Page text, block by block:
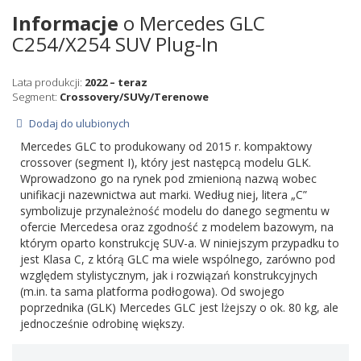
Informacje o Mercedes GLC
C254/X254 SUV Plug-In
Lata produkcji: 2022 – teraz
Segment: Crossovery/SUVy/Terenowe
Dodaj do ulubionych
Mercedes GLC to produkowany od 2015 r. kompaktowy
crossover (segment I), który jest następcą modelu GLK.
Wprowadzono go na rynek pod zmienioną nazwą wobec
unifikacji nazewnictwa aut marki. Według niej, litera „C”
symbolizuje przynależność modelu do danego segmentu w
ofercie Mercedesa oraz zgodność z modelem bazowym, na
którym oparto konstrukcję SUV-a. W niniejszym przypadku to
jest Klasa C, z którą GLC ma wiele wspólnego, zarówno pod
względem stylistycznym, jak i rozwiązań konstrukcyjnych
(m.in. ta sama platforma podłogowa). Od swojego
poprzednika (GLK) Mercedes GLC jest lżejszy o ok. 80 kg, ale
jednocześnie odrobinę większy.